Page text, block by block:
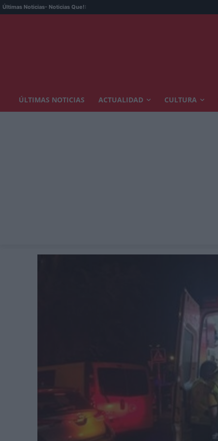
Últimas Noticias- Noticias Que!:
ÚLTIMAS NOTICIAS ACTUALIDAD CULTURA